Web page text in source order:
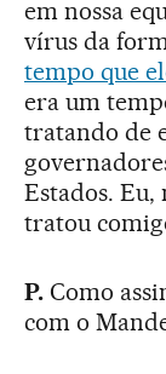
em nossa
vírus da
tempo que
era um
tratando de
Estados. Eu,
tratou
P. Como
com o